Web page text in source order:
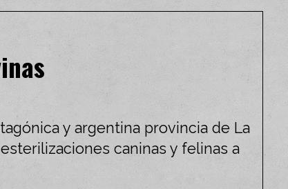
y argentina provincia de La
caninas y felinas a